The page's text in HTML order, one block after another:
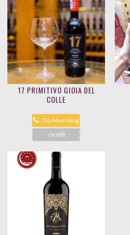
17 PRIMITIVO GIOIA DEL
COLLE
Gọi Mua Hàng
chi tiết